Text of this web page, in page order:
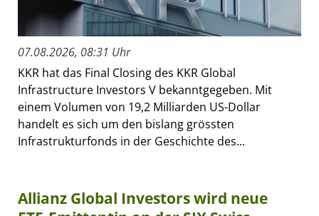
07.08.2026, 08:31 Uhr
KKR hat das Final Closing des KKR Global
Infrastructure Investors V bekanntgegeben. Mit
einem Volumen von 19,2 Milliarden US-Dollar
handelt es sich um den bislang grössten
Infrastrukturfonds in der Geschichte des...
Allianz Global Investors wird neue